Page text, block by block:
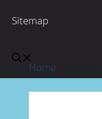
Sitemap
Home